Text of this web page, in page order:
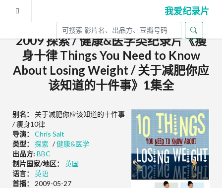
我爱纪录片
2009 探索 / 健康&医学类纪录片《瘦
身十律 Things You Need to Know
About Losing Weight / 关于减肥你应
该知道的十件事》1集全
别名：
关于减肥你应该知道的十件事
/ 瘦身10律
导演：
Chris Salt
类型：
探索 /健康&医学
出品方: BBC
制片国家/地区：
英国
语言：
英语
首播：
2009-05-27